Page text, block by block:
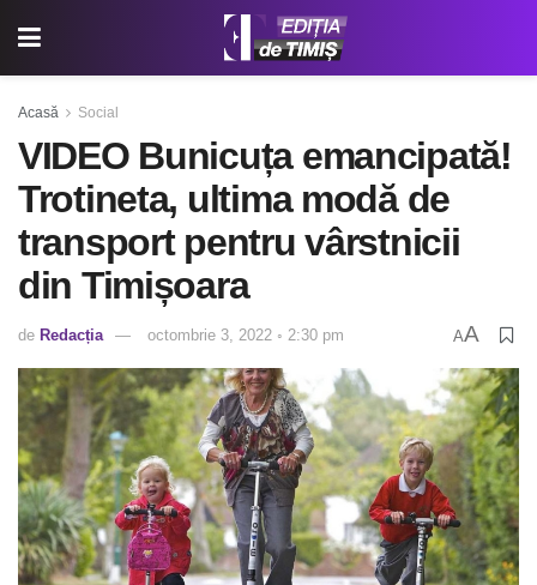
Acasă Social
VIDEO Bunicuța emancipată!
Trotineta, ultima modă de
transport pentru vârstnicii
din Timișoara
de Redacția octombrie 3, 2022 ◦ 2:30 pm AA